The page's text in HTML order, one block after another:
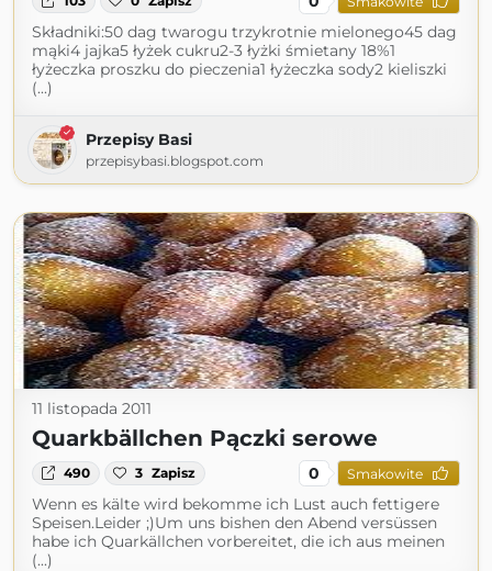
Składniki:50 dag twarogu trzykrotnie mielonego45 dag
mąki4 jajka5 łyżek cukru2-3 łyżki śmietany 18%1
łyżeczka proszku do pieczenia1 łyżeczka sody2 kieliszki
(...)
Przepisy Basi
przepisybasi.blogspot.com
11 listopada 2011
Quarkbällchen Pączki serowe
490 3 Zapisz 0 Smakowite
Wenn es kälte wird bekomme ich Lust auch fettigere
Speisen.Leider ;)Um uns bishen den Abend versüssen
habe ich Quarkällchen vorbereitet, die ich aus meinen
(...)